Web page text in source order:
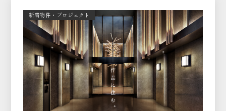
新着物件・プロジェクト